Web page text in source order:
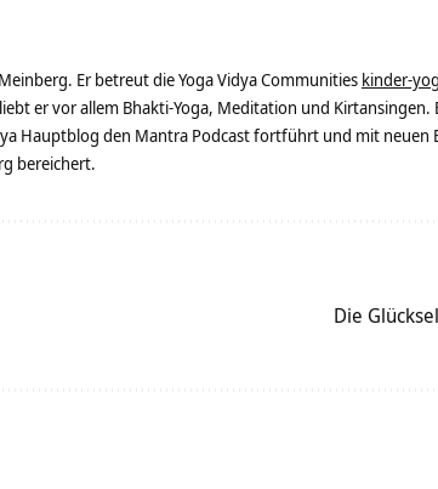
Er betreut die Yoga Vidya Communities kinder-
er vor allem Bhakti-Yoga, Meditation und
Hauptblog den Mantra Podcast fortführt und mit neuen
bereichert.
Die